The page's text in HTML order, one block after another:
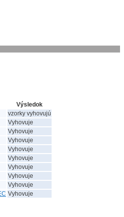
Výsledok
vzorky vyhovujú
Vyhovuje
Vyhovuje
Vyhovuje
Vyhovuje
Vyhovuje
Vyhovuje
Vyhovuje
Vyhovuje
Vyhovuje